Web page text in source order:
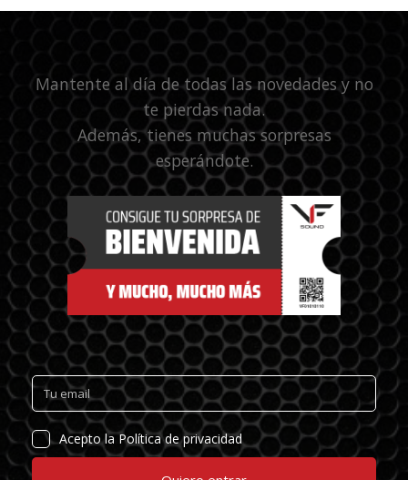
Mantente al día de todas las novedades y no
te pierdas nada.
Además, tienes muchas sorpresas
esperándote.